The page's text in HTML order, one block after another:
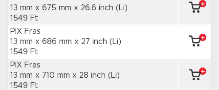
13 mm x 675 mm x 26.6 inch (Li)
1549 Ft
PIX Fras
13 mm x 686 mm x 27 inch (Li)
1549 Ft
PIX Fras
13 mm x 710 mm x 28 inch (Li)
1549 Ft